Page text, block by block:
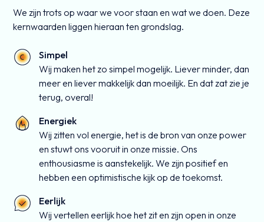
We zijn trots op waar we voor staan en wat we doen. Deze
kernwaarden liggen hieraan ten grondslag.
Simpel
Wij maken het zo simpel mogelijk. Liever minder, dan
meer en liever makkelijk dan moeilijk. En dat zat zie je
terug, overal!
Energiek
Wij zitten vol energie, het is de bron van onze power
en stuwt ons vooruit in onze missie. Ons
enthousiasme is aanstekelijk. We zijn positief en
hebben een optimistische kijk op de toekomst.
Eerlijk
Wij vertellen eerlijk hoe het zit en zijn open in onze